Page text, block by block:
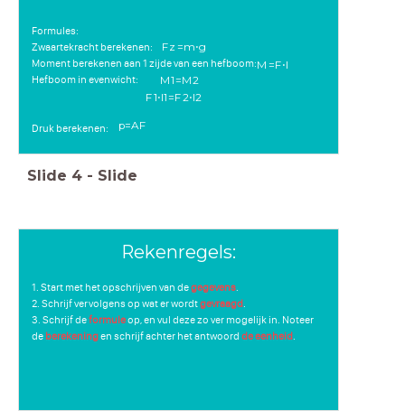
Formules:
Zwaartekracht berekenen:
Moment berekenen aan 1 zijde van een hefboom:
Hefboom in evenwicht:
Druk berekenen:
Fz =m⋅g
M =F⋅l
F1⋅l1=F2⋅l2
M1=M2
p=AF
Slide 4 - Slide
Rekenregels:
1. Start met het opschrijven van degegevens.
2. Schrijf vervolgens op wat er wordtgevraagd.
3. Schrijf deformuleop, en vul deze zo ver mogelijk in. Noteer
de berekeningen schrijf achter het antwoord de eenheid.